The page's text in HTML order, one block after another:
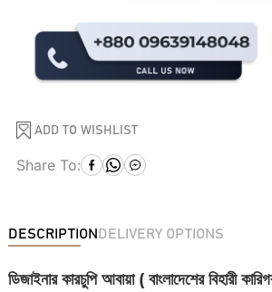
ADD TO WISHLIST
Share To:
DESCRIPTION DELIVERY OPTIONS
ডিজাইনার কারচুপি আবায়া ( বাংলাদেশের বিহারী